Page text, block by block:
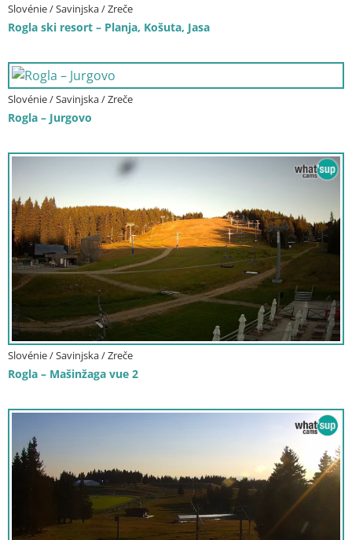
Slovénie / Savinjska / Zreče
Rogla ski resort – Planja, Košuta, Jasa
Slovénie / Savinjska / Zreče
Rogla – Jurgovo
Slovénie / Savinjska / Zreče
Rogla – Mašinžaga vue 2